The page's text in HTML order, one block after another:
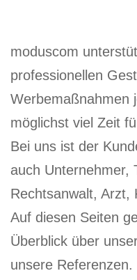
moduscom
professionellen
Werbemaßnahmen
möglichst viel Zeit
Bei uns ist der
auch Unternehmer,
Rechtsanwalt, Arzt,
Auf diesen Seiten
Überblick über
unsere Referenzen.